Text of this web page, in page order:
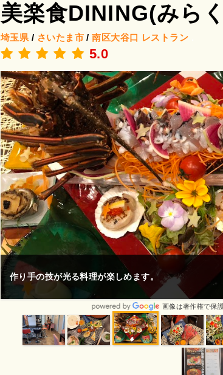
美楽食DINING(みら
埼玉県 / さいたま市/南区大谷口 レストラン
5.0
作り手の技が光る料理が楽しめます。
画像は著作権で保